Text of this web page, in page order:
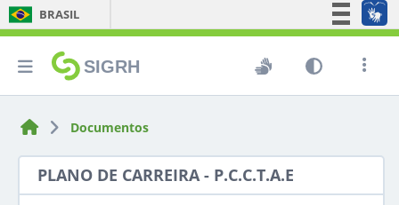
BRASIL
Comunica BR
Participe
Canais
SIGRH
Documentos
PLANO DE CARREIRA - P.C.C.T.A.E